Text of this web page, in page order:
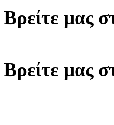
Βρείτε μας
Βρείτε μας